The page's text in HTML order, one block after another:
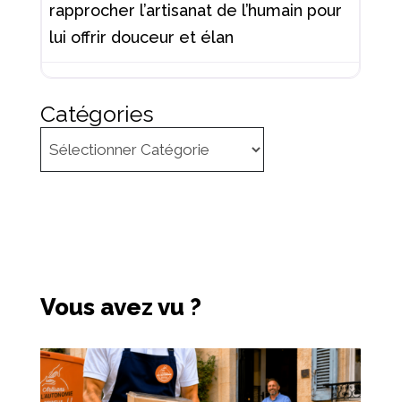
rapprocher l’artisanat de l’humain pour
lui offrir douceur et élan
Catégories
Vous avez vu ?